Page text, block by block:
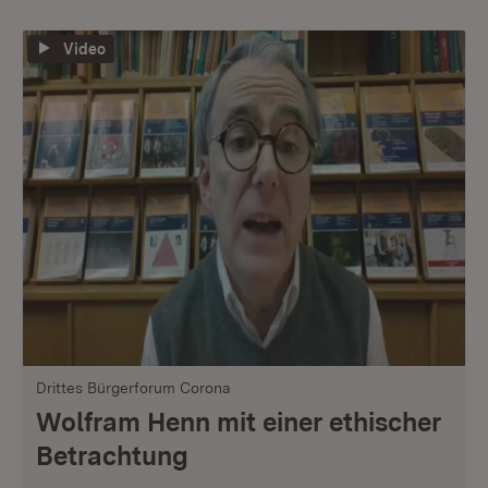
Video
Drittes Bürgerforum Corona
Wolfram Henn mit einer ethischer
Betrachtung